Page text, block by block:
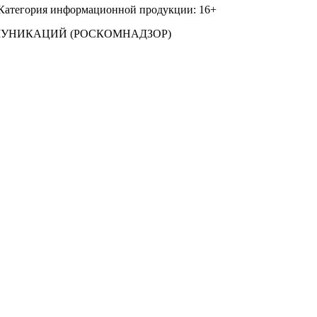
информационной продукции: 16+
(РОСКОМНАДЗОР)